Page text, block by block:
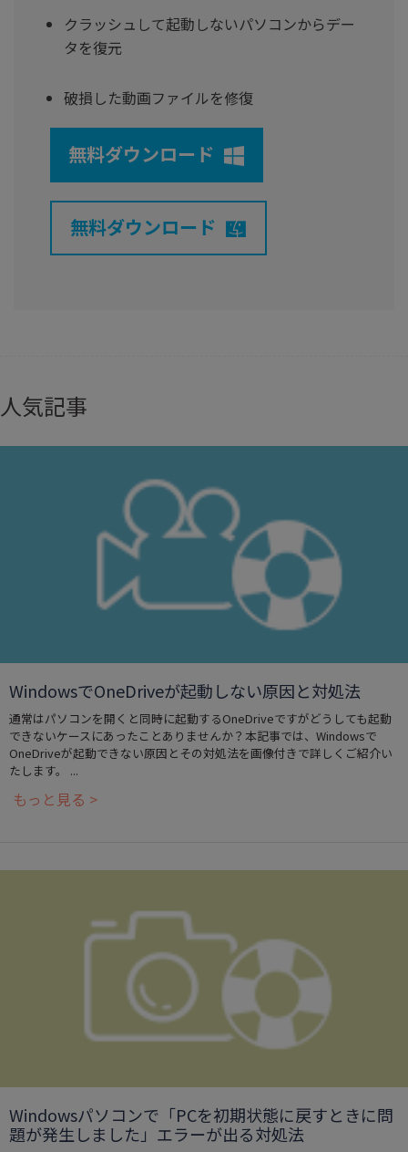
クラッシュして起動しないパソコンからデー
タを復元
破損した動画ファイルを修復
無料ダウンロード
無料ダウンロード
人気記事
WindowsでOneDriveが起動しない原因と対処法
通常はパソコンを開くと同時に起動するOneDriveですがどうしても起動
できないケースにあったことありませんか？本記事では、Windowsで
OneDriveが起動できない原因とその対処法を画像付きで詳しくご紹介い
たします。 ...
もっと見る >
Windowsパソコンで「PCを初期状態に戻すときに問
題が発生しました」エラーが出る対処法